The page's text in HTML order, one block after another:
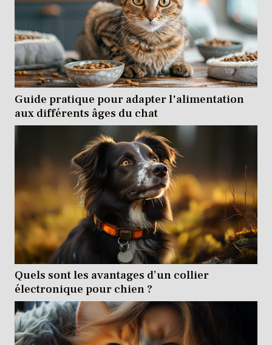
Guide pratique pour adapter l'alimentation
aux différents âges du chat
Quels sont les avantages d’un collier
électronique pour chien ?